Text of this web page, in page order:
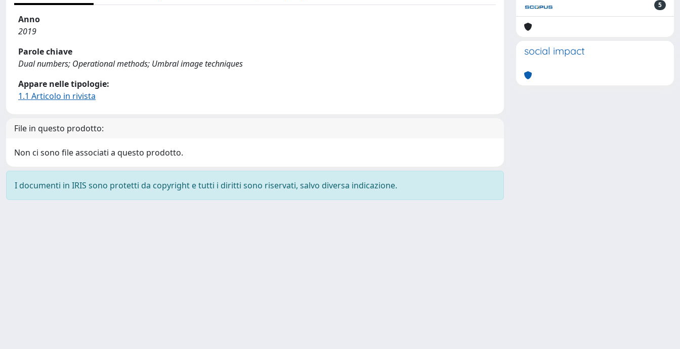
Anno
2019
Parole chiave
Dual numbers; Operational methods; Umbral image techniques
Appare nelle tipologie:
1.1 Articolo in rivista
File in questo prodotto:
Non ci sono file associati a questo prodotto.
I documenti in IRIS sono protetti da copyright e tutti i diritti sono riservati, salvo diversa indicazione.
5
social impact